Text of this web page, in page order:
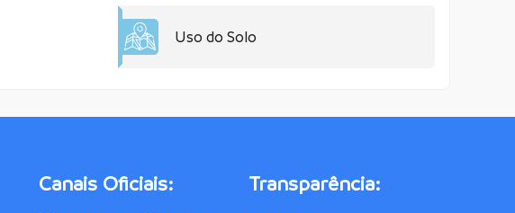
Uso do Solo
Canais Oficiais: Transparência: